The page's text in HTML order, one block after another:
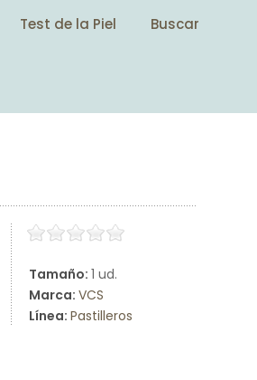
Test de la Piel
Buscar
Tamaño: 1 ud.
Marca: VCS
Línea: Pastilleros